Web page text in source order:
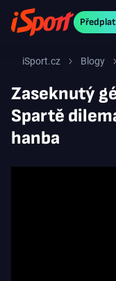
iSport.cz Blogy
Zaseknutý
Spartě
hanba